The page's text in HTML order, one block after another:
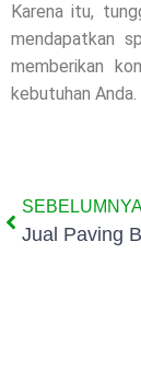
Karena itu,
mendapatkan
memberikan
kebutuhan Anda.
Jual Paving